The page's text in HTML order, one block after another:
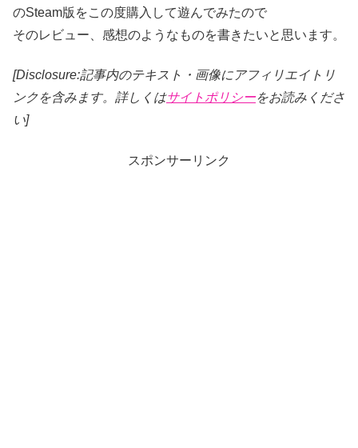
のSteam版をこの度購入して遊んでみたので
そのレビュー、感想のようなものを書きたいと思います。
[Disclosure:記事内のテキスト・画像にアフィリエイトリ
ンクを含みます。詳しくはサイトポリシーをお読みくださ
い]
スポンサーリンク